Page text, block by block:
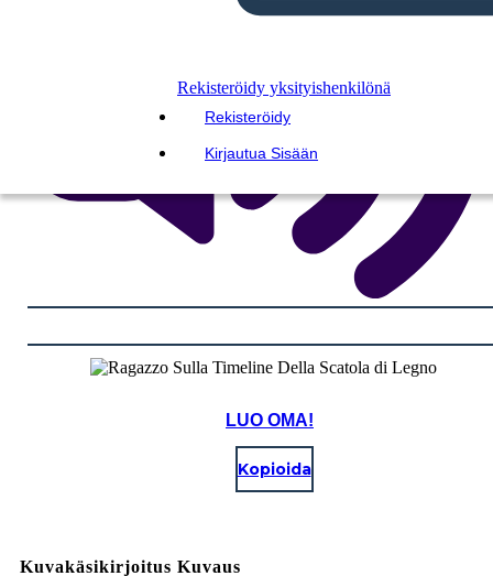
Rekisteröidy yksityishenkilönä
Rekisteröidy
Kirjautua Sisään
LUO OMA!
Kopioida
Kuvakäsikirjoitus Kuvaus